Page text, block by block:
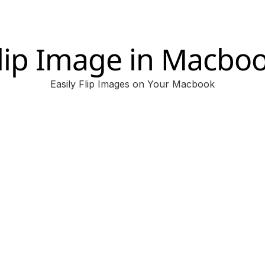
Image in
Easily Flip Images on Your Macbook